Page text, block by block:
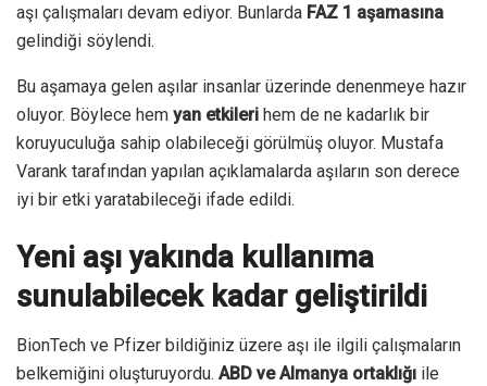
aşı çalışmaları devam ediyor. Bunlarda FAZ 1 aşamasına
gelindiği söylendi.
Bu aşamaya gelen aşılar insanlar üzerinde denenmeye hazır
oluyor. Böylece hem yan etkileri hem de ne kadarlık bir
koruyuculuğa sahip olabileceği görülmüş oluyor. Mustafa
Varank tarafından yapılan açıklamalarda aşıların son derece
iyi bir etki yaratabileceği ifade edildi.
Yeni aşı yakında kullanıma
sunulabilecek kadar geliştirildi
BionTech ve Pfizer bildiğiniz üzere aşı ile ilgili çalışmaların
belkemiğini oluşturuyordu. ABD ve Almanya ortaklığı ile